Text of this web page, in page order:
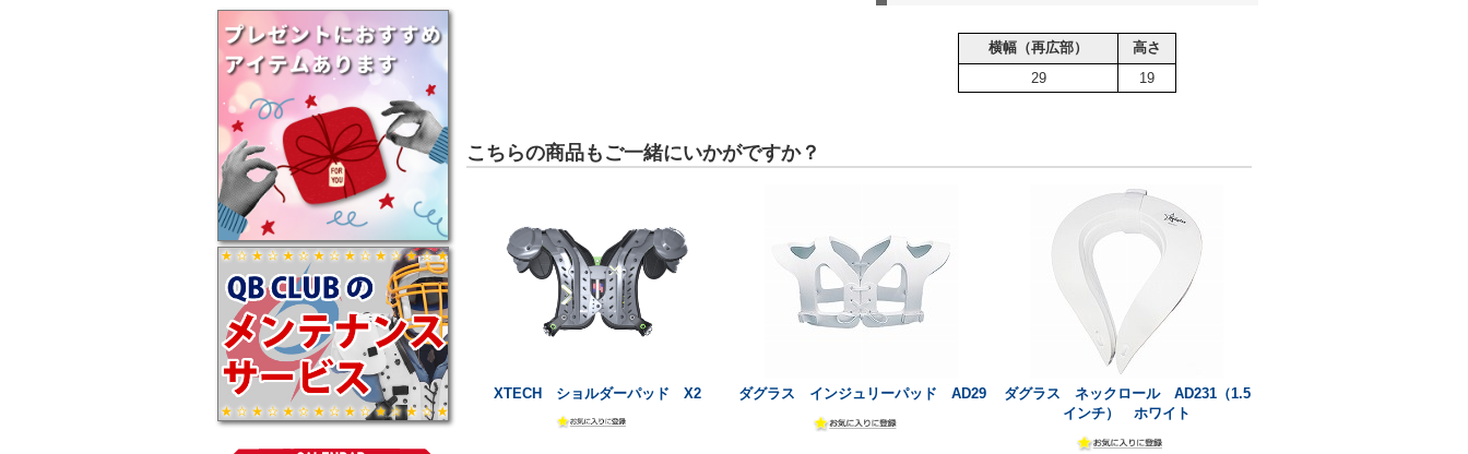
横幅（再広部）
高さ
29
19
こちらの商品もご一緒にいかがですか？
XTECH ショルダーパッド X2 ダグラス インジュリーパッド AD29
ダグラス ネックロール AD231（1.5
インチ） ホワイト